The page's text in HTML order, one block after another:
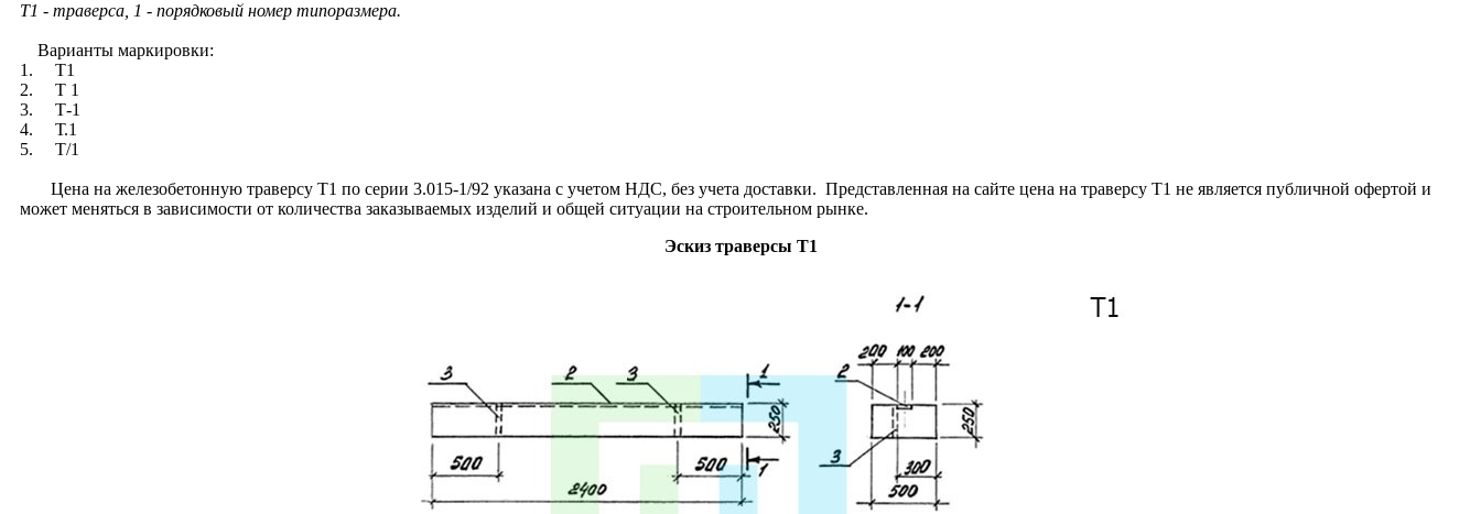
Т1 - траверса, 1 - порядковый номер типоразмера.
Варианты маркировки:
1. Т1
2. Т 1
3. Т-1
4. Т.1
5. Т/1
Цена на железобетонную траверсу Т1 по серии 3.015-1/92 указана с учетом НДС, без учета доставки. Представленная на сайте цена на траверсу Т1 не является публичной офертой и
может меняться в зависимости от количества заказываемых изделий и общей ситуации на строительном рынке.
Эскиз траверсы Т1